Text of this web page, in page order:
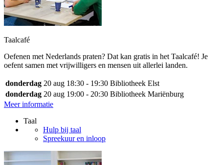
Taalcafé
Oefenen met Nederlands praten? Dat kan gratis in het Taalcafé! Je
oefent samen met vrijwilligers en mensen uit allerlei landen.
donderdag 20 aug 18:30 - 19:30 Bibliotheek Elst
donderdag 20 aug 19:00 - 20:30 Bibliotheek Mariënburg
Meer informatie
Taal
Hulp bij taal
Spreekuur en inloop